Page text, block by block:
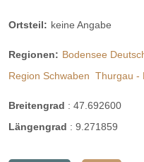
Ortsteil: keine Angabe
Regionen: Bodensee
Region Schwaben Thurgau -
Breitengrad : 47.692600
Längengrad : 9.271859